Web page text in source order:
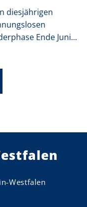
diesjährigen
Ende Juni...
Westfalen